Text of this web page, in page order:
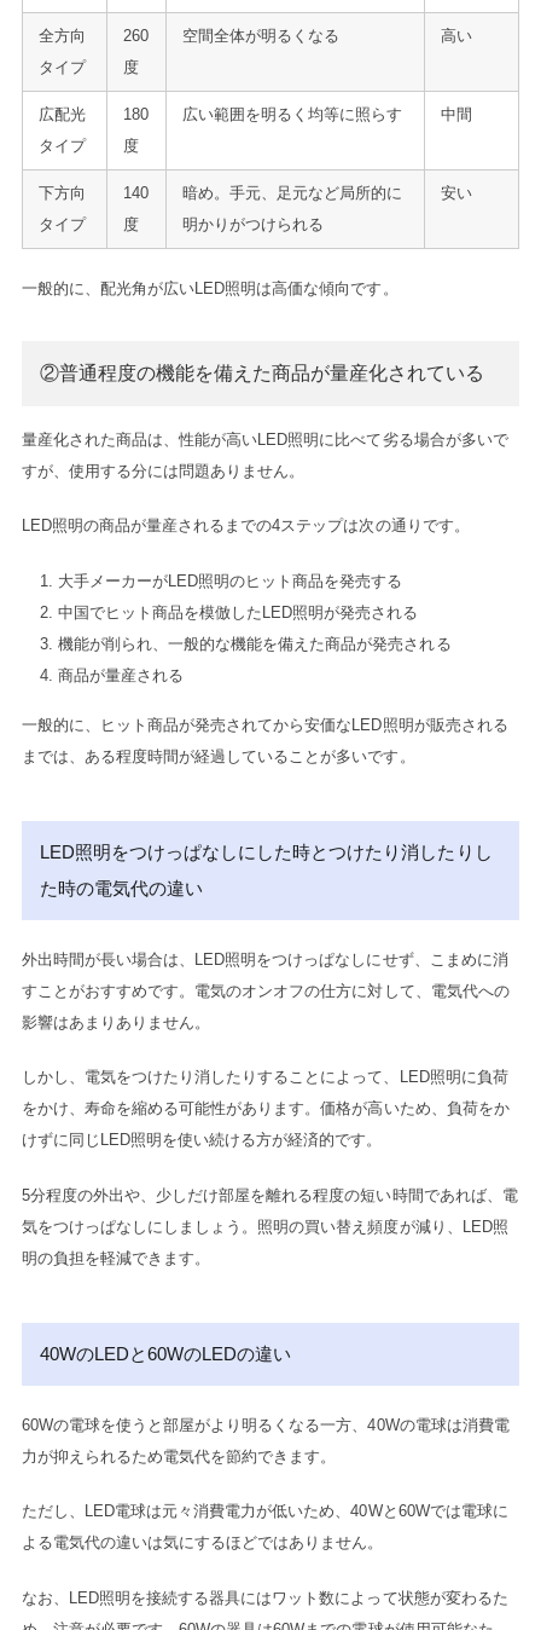
全方向
タイプ
260
度
空間全体が明るくなる 高い
広配光
タイプ
180
度
広い範囲を明るく均等に照らす 中間
下方向
タイプ
140
度
暗め。手元、足元など局所的に
明かりがつけられる
安い
一般的に、配光角が広いLED照明は高価な傾向です。
②普通程度の機能を備えた商品が量産化されている
量産化された商品は、性能が高いLED照明に比べて劣る場合が多いで
すが、使用する分には問題ありません。
LED照明の商品が量産されるまでの4ステップは次の通りです。
大手メーカーがLED照明のヒット商品を発売する
中国でヒット商品を模倣したLED照明が発売される
機能が削られ、一般的な機能を備えた商品が発売される
商品が量産される
一般的に、ヒット商品が発売されてから安価なLED照明が販売される
までは、ある程度時間が経過していることが多いです。
LED照明をつけっぱなしにした時とつけたり消したりし
た時の電気代の違い
外出時間が長い場合は、LED照明をつけっぱなしにせず、こまめに消
すことがおすすめです。 電気のオンオフの仕方に対して、電気代への
影響はあまりありません。
しかし、電気をつけたり消したりすることによって、LED照明に負荷
をかけ、寿命を縮める可能性があります。価格が高いため、負荷をか
けずに同じLED照明を使い続ける方が経済的です。
5分程度の外出や、少しだけ部屋を離れる程度の短い時間であれば、電
気をつけっぱなしにしましょう。 照明の買い替え頻度が減り、LED照
明の負担を軽減できます。
40WのLEDと60WのLEDの違い
60Wの電球を使うと部屋がより明るくなる一方、40Wの電球は消費電
力が抑えられるため電気代を節約できます。
ただし、LED電球は元々消費電力が低いため、40Wと60Wでは電球に
よる電気代の違いは気にするほどではありません。
なお、LED照明を接続する器具にはワット数によって状態が変わるた